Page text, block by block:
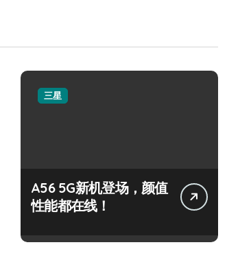
三星
A56 5G新机登场，颜值
性能都在线！